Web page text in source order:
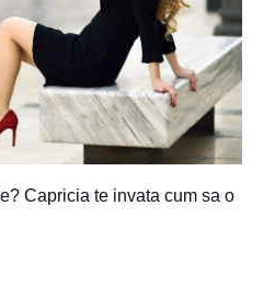
Capricia te invata cum sa o